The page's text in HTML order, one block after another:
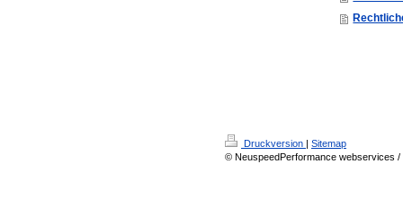
Druckversion | Sitemap
© NeuspeedPerformance webservices /